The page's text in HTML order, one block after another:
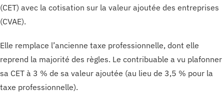
(CET) avec la cotisation sur la valeur ajoutée des entreprises
(CVAE).
Elle remplace l’ancienne taxe professionnelle, dont elle
reprend la majorité des règles. Le contribuable a vu plafonner
sa CET à 3 % de sa valeur ajoutée (au lieu de 3,5 % pour la
taxe professionnelle).